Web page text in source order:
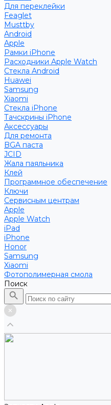
Для переклейки
Feaglet
Musttby
Android
Apple
Рамки iPhone
Расходники Apple Watch
Стекла Android
Huawei
Samsung
Xiaomi
Стекла iPhone
Тачскрины iPhone
Аксессуары
Для ремонта
BGA паста
JCID
Жала паяльника
Клей
Программное обеспечение
Ключи
Сервисным центрам
Apple
Apple Watch
iPad
iPhone
Honor
Samsung
Xiaomi
Фотополимерная смола
Поиск